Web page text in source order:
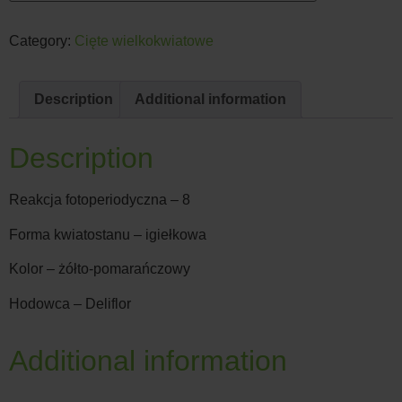
Category: Cięte wielkokwiatowe
Description Additional information
Description
Reakcja fotoperiodyczna – 8
Forma kwiatostanu – igiełkowa
Kolor – żółto-pomarańczowy
Hodowca – Deliflor
Additional information